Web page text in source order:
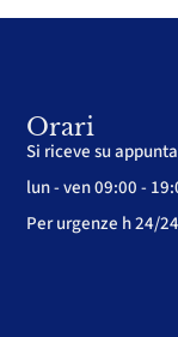
Orari
Si riceve su
lun - ven 09:00 -
Per urgenze h 24/24